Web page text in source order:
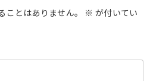
ことはありません。 ※ が付いてい